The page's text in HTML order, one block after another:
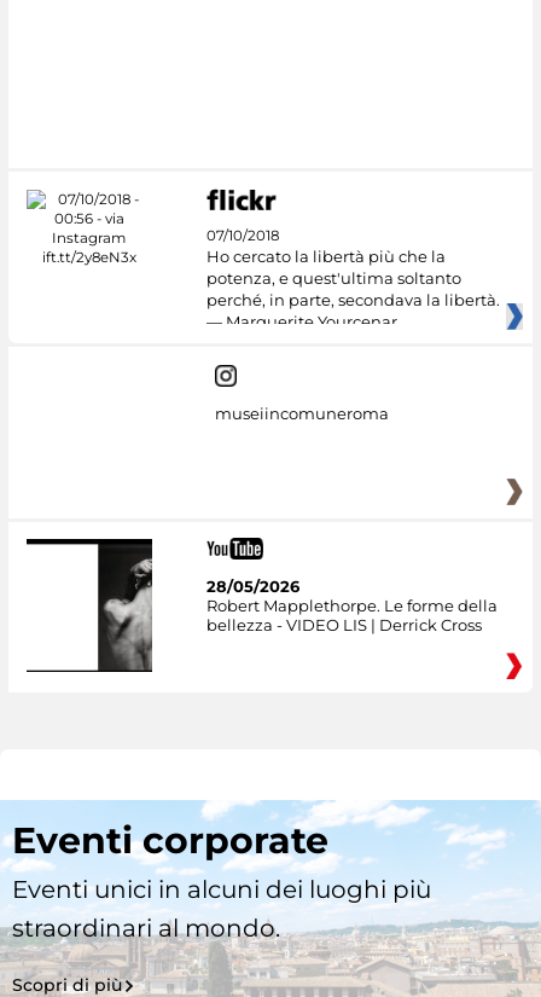
07/10/2018
Ho cercato la libertà più che la
potenza, e quest'ultima soltanto
perché, in parte, secondava la libertà.
— Marguerite Yourcenar
museiincomuneroma
28/05/2026
Robert Mapplethorpe. Le forme della
bellezza - VIDEO LIS | Derrick Cross
Eventi corporate
Eventi unici in alcuni dei luoghi più
straordinari al mondo.
Scopri di più